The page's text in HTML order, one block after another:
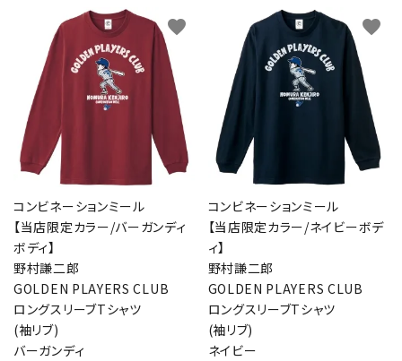
コンビネーションミール
【当店限定カラー/バーガンディ
ボディ】
野村謙二郎
GOLDEN PLAYERS CLUB
ロングスリーブTシャツ
(袖リブ)
バーガンディ
favorite
コンビネーションミール
【当店限定カラー/ネイビーボデ
ィ】
野村謙二郎
GOLDEN PLAYERS CLUB
ロングスリーブTシャツ
(袖リブ)
ネイビー
favorite